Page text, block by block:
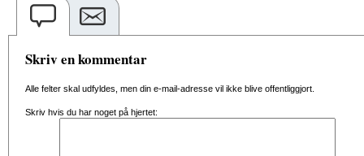
Skriv en kommentar
Alle felter skal udfyldes, men din e-mail-adresse vil ikke blive offentliggjort.
Skriv hvis du har noget på hjertet: